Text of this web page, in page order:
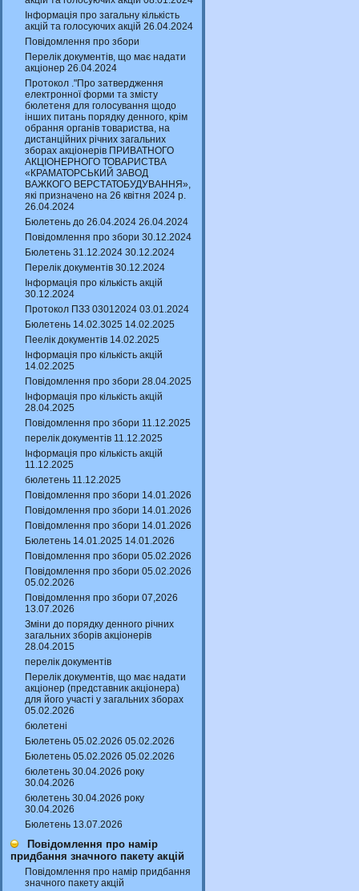
Інформація про загальну кількість
акцій та голосуючих акцій 26.04.2024
Повідомлення про збори
Перелік документів, що має надати
акціонер 26.04.2024
Протокол ."Про затвердження
електронної форми та змісту
бюлетеня для голосування щодо
інших питань порядку денного, крім
обрання органів товариства, на
дистанційних річних загальних
зборах акціонерів ПРИВАТНОГО
АКЦІОНЕРНОГО ТОВАРИСТВА
«КРАМАТОРСЬКИЙ ЗАВОД
ВАЖКОГО ВЕРСТАТОБУДУВАННЯ»,
які призначено на 26 квітня 2024 р.
26.04.2024
Бюлетень до 26.04.2024 26.04.2024
Повідомлення про збори 30.12.2024
Бюлетень 31.12.2024 30.12.2024
Перелік документів 30.12.2024
Інформація про кількість акцій
30.12.2024
Протокол ПЗЗ 03012024 03.01.2024
Бюлетень 14.02.3025 14.02.2025
Пеелік документів 14.02.2025
Інформація про кількість акцій
14.02.2025
Повідомлення про збори 28.04.2025
Інформація про кількість акцій
28.04.2025
Повідомлення про збори 11.12.2025
перелік документів 11.12.2025
Інформація про кількість акцій
11.12.2025
бюлетень 11.12.2025
Повідомлення про збори 14.01.2026
Повідомлення про збори 14.01.2026
Повідомлення про збори 14.01.2026
Бюлетень 14.01.2025 14.01.2026
Повідомлення про збори 05.02.2026
Повідомлення про збори 05.02.2026
05.02.2026
Повідомлення про збори 07,2026
13.07.2026
Зміни до порядку денного річних
загальних зборів акціонерів
28.04.2015
перелік документів
Перелік документів, що має надати
акціонер (представник акціонера)
для його участі у загальних зборах
05.02.2026
бюлетені
Бюлетень 05.02.2026 05.02.2026
Бюлетень 05.02.2026 05.02.2026
бюлетень 30.04.2026 року
30.04.2026
бюлетень 30.04.2026 року
30.04.2026
Бюлетень 13.07.2026
Повідомлення про намір
придбання значного пакету акцій
Повідомлення про намір придбання
значного пакету акцій